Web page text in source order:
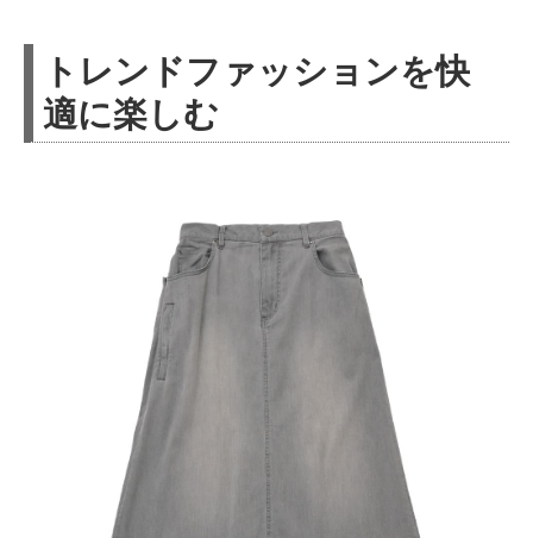
トレンドファッションを快
適に楽しむ